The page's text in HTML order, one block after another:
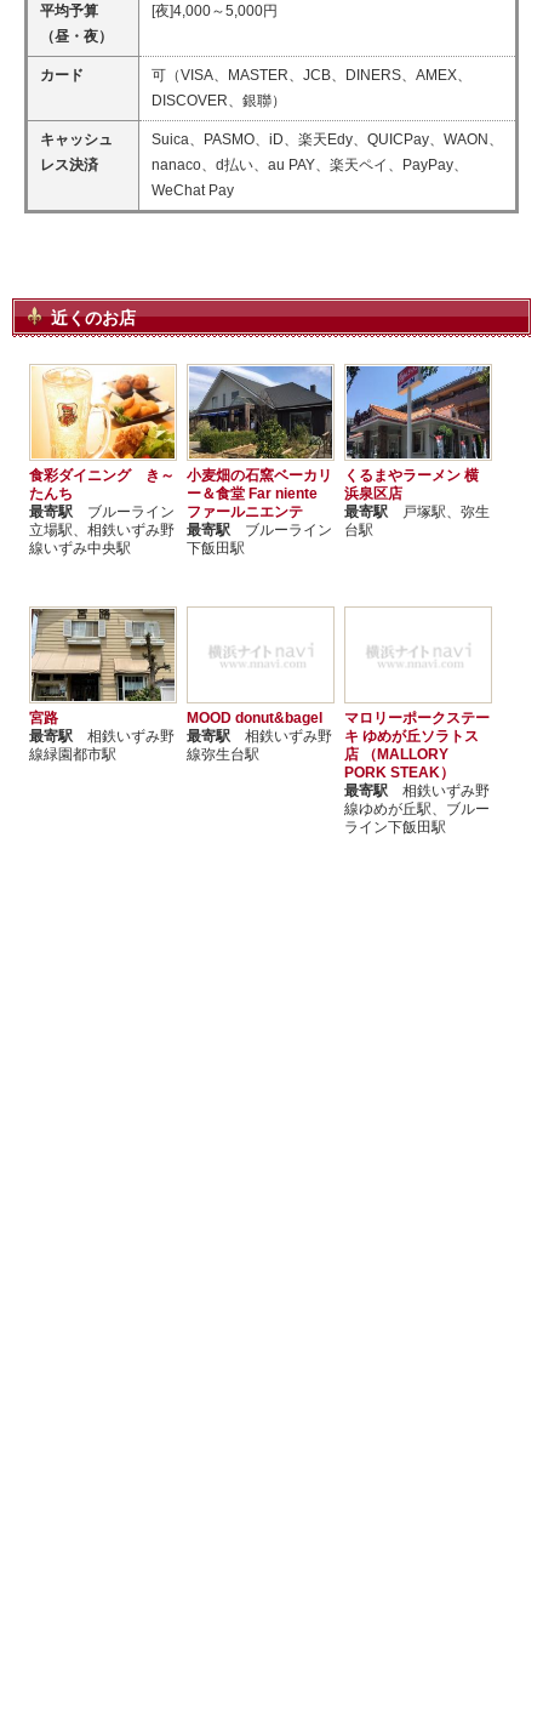
平均予算
（昼・夜）
[夜]4,000～5,000円
カード
可（VISA、MASTER、JCB、DINERS、AMEX、
DISCOVER、銀聯）
キャッシュ
レス決済
Suica、PASMO、iD、楽天Edy、QUICPay、WAON、
nanaco、d払い、au PAY、楽天ペイ、PayPay、
WeChat Pay
近くのお店
食彩ダイニング き～
たんち
最寄駅 ブルーライン
立場駅、相鉄いずみ野
線いずみ中央駅
小麦畑の石窯ベーカリ
ー＆食堂 Far niente
ファールニエンテ
最寄駅 ブルーライン
下飯田駅
くるまやラーメン 横
浜泉区店
最寄駅 戸塚駅、弥生
台駅
宮路
最寄駅 相鉄いずみ野
線緑園都市駅
MOOD donut&bagel
最寄駅 相鉄いずみ野
線弥生台駅
マロリーポークステー
キ ゆめが丘ソラトス
店 （MALLORY
PORK STEAK）
最寄駅 相鉄いずみ野
線ゆめが丘駅、ブルー
ライン下飯田駅